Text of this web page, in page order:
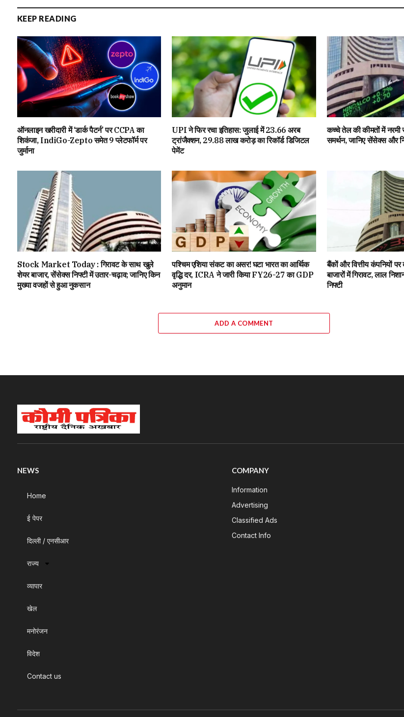
KEEP READING
ऑनलाइन खरीदारी में ‘डार्क पैटर्न’ पर CCPA का
शिकंजा, IndiGo-Zepto समेत 9 प्लेटफॉर्म पर
जुर्माना
UPI ने फिर रचा इतिहास: जुलाई में 23.66 अरब
ट्रांजैक्शन, 29.88 लाख करोड़ का रिकॉर्ड डिजिटल
पेमेंट
कच्चे तेल की कीमतों में नरमी
समर्थन, जानिए सेंसेक्स और
Stock Market Today : गिरावट के साथ खुले
शेयर बाजार, सेंसेक्स निफ्टी में उतार-चढ़ाव; जानिए किन
मुख्या वजहों से हुआ नुकसान
पश्चिम एशिया संकट का असर! घटा भारत का आर्थिक
वृद्धि दर, ICRA ने जारी किया FY26-27 का GDP
अनुमान
बैंकों और वित्तीय कंपनियों
बाजारों में गिरावट, लाल
निफ्टी
ADD A COMMENT
NEWS
Home
ई पेपर
दिल्ली / एनसीआर
राज्य
व्यापार
खेल
मनोरंजन
विदेश
Contact us
COMPANY
Information
Advertising
Classified Ads
Contact Info